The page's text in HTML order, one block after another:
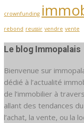
crownfunding
rebond reussir vendre vente
Le blog Immopalais
Bienvenue sur
dédié à l’actualité
de l’immobilier à
allant des tendances
l’achat, la vente, ou la